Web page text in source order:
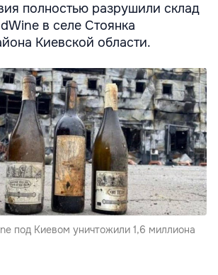
полностью разрушили склад
в селе Стоянка
Киевской области.
под Киевом уничтожили 1,6 миллиона